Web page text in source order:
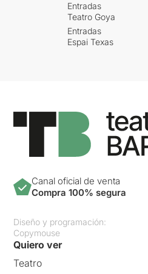
Entradas
Teatro Goya
Entradas
Espai Texas
Canal oficial de venta
Compra 100% segura
Diseño y programación:
Copymouse
Quiero ver
Teatro